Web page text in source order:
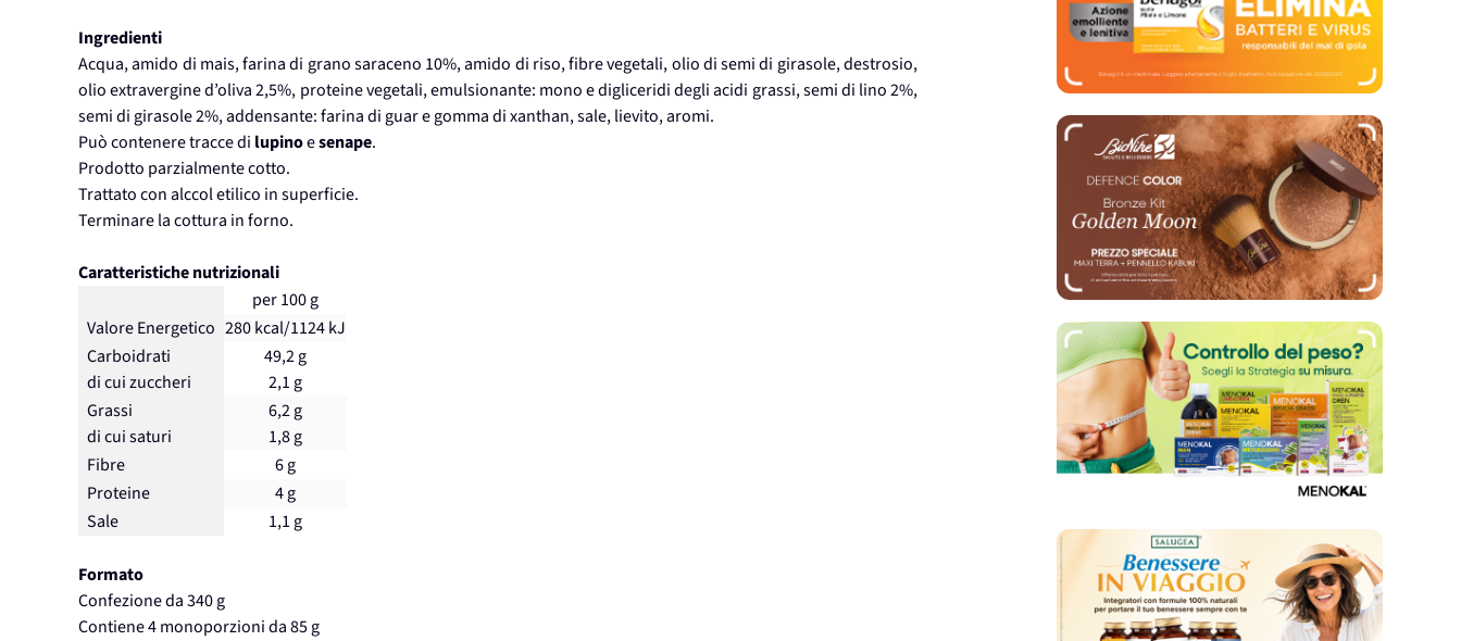
Ingredienti
Acqua, amido di mais, farina di grano saraceno 10%, amido di riso, fibre vegetali, olio di semi di girasole, destrosio,
olio extravergine d’oliva 2,5%, proteine vegetali, emulsionante: mono e digliceridi degli acidi grassi, semi di lino 2%,
semi di girasole 2%, addensante: farina di guar e gomma di xanthan, sale, lievito, aromi.
Può contenere tracce di lupinoesenape.
Prodotto parzialmente cotto.
Trattato con alccol etilico in superficie.
Terminare la cottura in forno.
Caratteristiche nutrizionali
per 100 g
Valore Energetico 280 kcal/1124 kJ
Carboidrati
di cui zuccheri
49,2 g
2,1 g
Grassi
di cui saturi
6,2 g
1,8 g
Fibre
6 g
Proteine
4 g
Sale
1,1 g
Formato
Confezione da 340 g
Contiene 4 monoporzioni da 85 g